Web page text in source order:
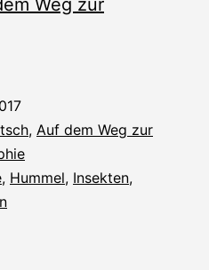
Weg zur
, Auf dem Weg zur
, Hummel, Insekten,